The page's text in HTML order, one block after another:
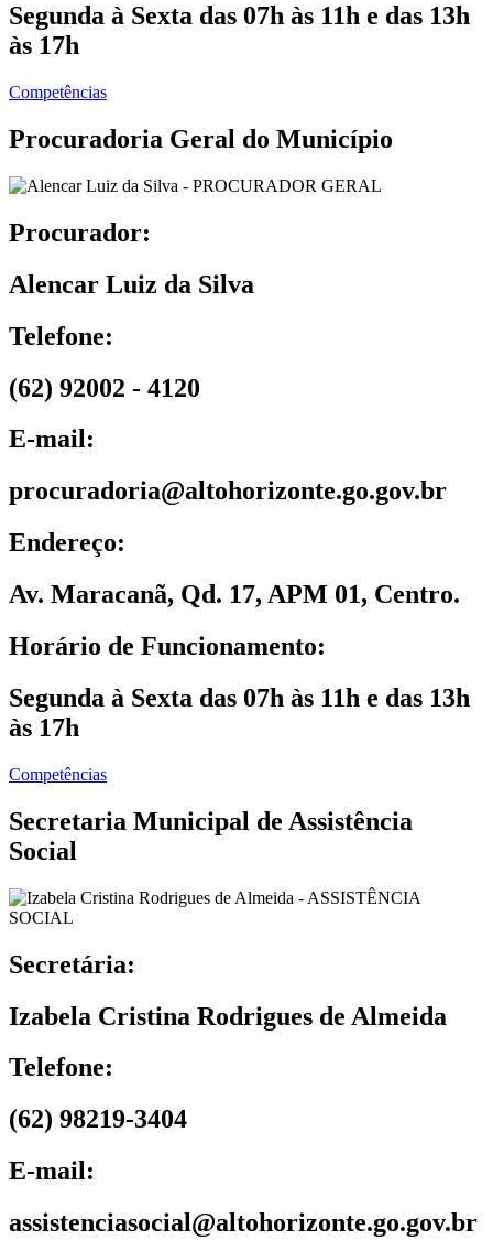
Segunda à Sexta das 07h às 11h e das 13h
às 17h
Competências
Procuradoria Geral do Município
Procurador:
Alencar Luiz da Silva
Telefone:
(62) 92002 - 4120
E-mail:
procuradoria@altohorizonte.go.gov.br
Endereço:
Av. Maracanã, Qd. 17, APM 01, Centro.
Horário de Funcionamento:
Segunda à Sexta das 07h às 11h e das 13h
às 17h
Competências
Secretaria Municipal de Assistência
Social
Secretária:
Izabela Cristina Rodrigues de Almeida
Telefone:
(62) 98219-3404
E-mail:
assistenciasocial@altohorizonte.go.gov.br